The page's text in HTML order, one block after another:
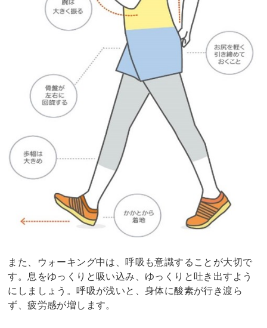
また、ウォーキング中は、呼吸も意識することが大切で
す。息をゆっくりと吸い込み、ゆっくりと吐き出すよう
にしましょう。呼吸が浅いと、身体に酸素が行き渡ら
ず、疲労感が増します。